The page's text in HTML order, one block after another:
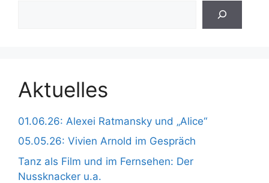
Aktuelles
01.06.26: Alexei Ratmansky und „Alice“
05.05.26: Vivien Arnold im Gespräch
Tanz als Film und im Fernsehen: Der
Nussknacker u.a.